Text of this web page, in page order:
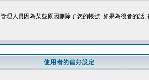
人員因為某些原因刪除了您的帳號. 如果為後者的
使用者的偏好設定